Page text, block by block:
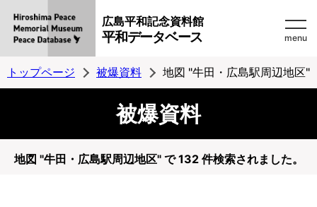
広島平和記念資料館
平和データベース menu
トップページ 被爆資料 地図 "牛田・広島駅周辺地区"
被爆資料
地図 "牛田・広島駅周辺地区" で 132 件検索されました。